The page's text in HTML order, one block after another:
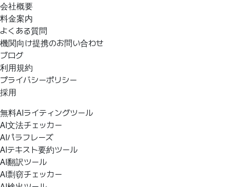
会社概要
料金案内
よくある質問
機関向け提携のお問い合わせ
ブログ
利用規約
プライバシーポリシー
採用
無料AIライティングツール
AI文法チェッカー
AIパラフレーズ
AIテキスト要約ツール
AI翻訳ツール
AI剽窃チェッカー